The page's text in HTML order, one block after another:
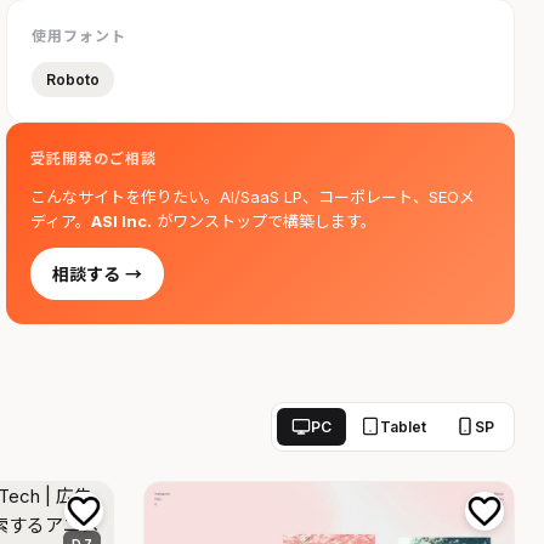
使用フォント
Roboto
受託開発のご相談
こんなサイトを作りたい。AI/SaaS LP、コーポレート、SEOメ
ディア。ASI Inc. がワンストップで構築します。
相談する →
PC Tablet SP